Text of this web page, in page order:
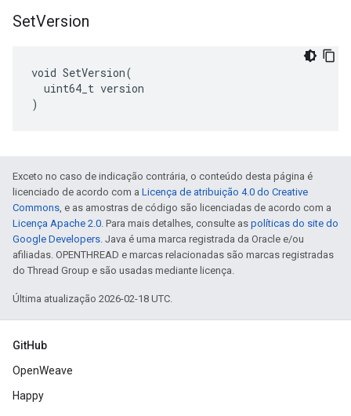
SetVersion
void SetVersion(
  uint64_t version
)
Exceto no caso de indicação contrária, o conteúdo desta página é
licenciado de acordo com a Licença de atribuição 4.0 do Creative
Commons, e as amostras de código são licenciadas de acordo com a
Licença Apache 2.0. Para mais detalhes, consulte as políticas do site do
Google Developers. Java é uma marca registrada da Oracle e/ou
afiliadas. OPENTHREAD e marcas relacionadas são marcas registradas
do Thread Group e são usadas mediante licença.
Última atualização 2026-02-18 UTC.
GitHub
OpenWeave
Happy